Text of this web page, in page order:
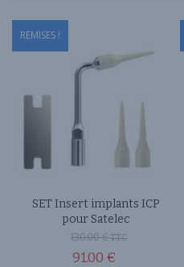
REMISES !
SET Insert implants ICP
pour Satelec
130.00€TTC
91.00 €